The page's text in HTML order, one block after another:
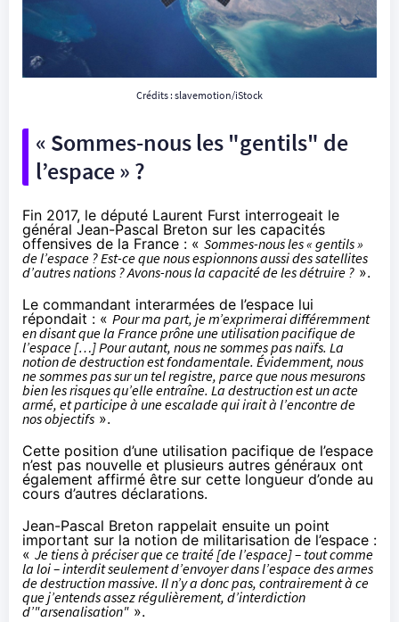
Crédits : slavemotion/iStock
« Sommes-nous les "gentils" de
l’espace » ?
Fin 2017, le député Laurent Furst interrogeait le
général Jean-Pascal Breton sur les capacités
offensives de la France : « Sommes-nous les « gentils »
de l’espace ? Est-ce que nous espionnons aussi des satellites
d’autres nations ? Avons-nous la capacité de les détruire ? ».
Le commandant interarmées de l’espace lui
répondait : « Pour ma part, je m’exprimerai différemment
en disant que la France prône une utilisation pacifique de
l’espace […] Pour autant, nous ne sommes pas naïfs. La
notion de destruction est fondamentale. Évidemment, nous
ne sommes pas sur un tel registre, parce que nous mesurons
bien les risques qu’elle entraîne. La destruction est un acte
armé, et participe à une escalade qui irait à l’encontre de
nos objectifs ».
Cette position d’une utilisation pacifique de l’espace
n’est pas nouvelle et plusieurs autres généraux ont
également affirmé être sur cette longueur d’onde au
cours d’autres déclarations.
Jean-Pascal Breton rappelait ensuite un point
important sur la notion de militarisation de l’espace :
« Je tiens à préciser que ce traité [de l’espace] – tout comme
la loi – interdit seulement d’envoyer dans l’espace des armes
de destruction massive. Il n’y a donc pas, contrairement à ce
que j’entends assez régulièrement, d’interdiction
d’"arsenalisation" ».